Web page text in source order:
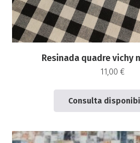
Resinada quadre vichy
11,00 €
Consulta